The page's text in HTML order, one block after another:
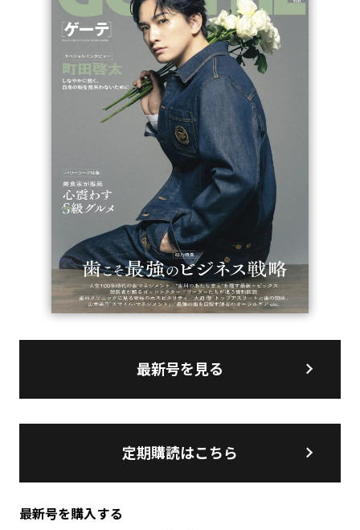
最新号を見る
定期購読はこちら
最新号を購入する